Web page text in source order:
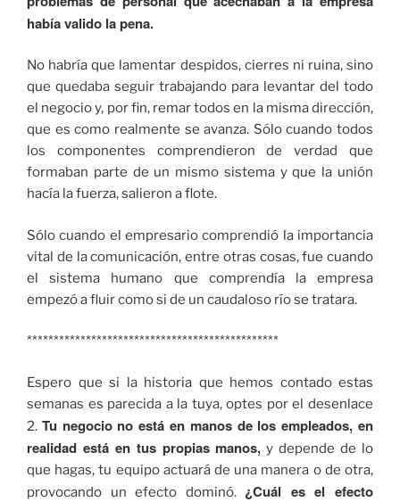
había valido la pena.
No habría que lamentar despidos, cierres ni ruina, sino
que quedaba seguir trabajando para levantar del todo
el negocio y, por fin, remar todos en la misma dirección,
que es como realmente se avanza. Sólo cuando todos
los componentes comprendieron de verdad que
formaban parte de un mismo sistema y que la unión
hacía la fuerza, salieron a flote.
Sólo cuando el empresario comprendió la importancia
vital de la comunicación, entre otras cosas, fue cuando
el sistema humano que comprendía la empresa
empezó a fluir como si de un caudaloso río se tratara.
***********************************************
Espero que si la historia que hemos contado estas
semanas es parecida a la tuya, optes por el desenlace
2. Tu negocio no está en manos de los empleados, en
realidad está en tus propias manos, y depende de lo
que hagas, tu equipo actuará de una manera o de otra,
provocando un efecto dominó. ¿Cuál es el efecto